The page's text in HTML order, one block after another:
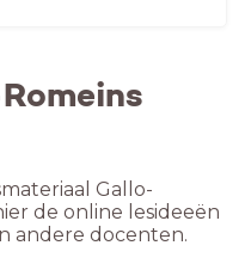
Gallo-
de online lesideeën
andere docenten.